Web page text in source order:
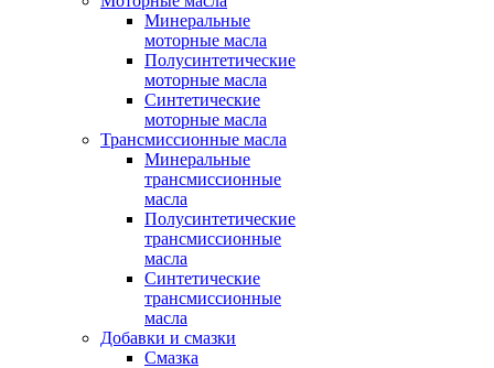
Минеральные
моторные масла
Полусинтетические
моторные масла
Синтетические
моторные масла
Трансмиссионные масла
Минеральные
трансмиссионные
масла
Полусинтетические
трансмиссионные
масла
Синтетические
трансмиссионные
масла
Добавки и смазки
Смазка